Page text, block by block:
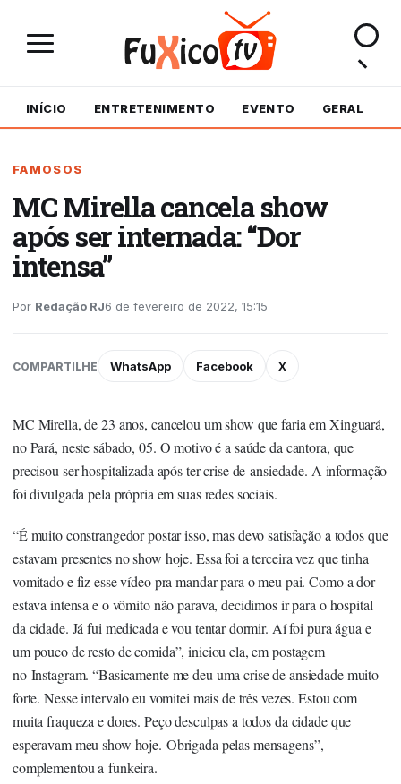
INÍCIO ENTRETENIMENTO EVENTO GERAL
FAMOSOS
MC Mirella cancela show
após ser internada: “Dor
intensa”
Por Redação RJ6 de fevereiro de 2022, 15:15
COMPARTILHE WhatsApp Facebook X
MC Mirella, de 23 anos, cancelou um show que faria em Xinguará,
no Pará, neste sábado, 05. O motivo é a saúde da cantora, que
precisou ser hospitalizada após ter crise de ansiedade. A informação
foi divulgada pela própria em suas redes sociais.
“É muito constrangedor postar isso, mas devo satisfação a todos que
estavam presentes no show hoje. Essa foi a terceira vez que tinha
vomitado e fiz esse vídeo pra mandar para o meu pai. Como a dor
estava intensa e o vômito não parava, decidimos ir para o hospital
da cidade. Já fui medicada e vou tentar dormir. Aí foi pura água e
um pouco de resto de comida”, iniciou ela, em postagem
no Instagram. “Basicamente me deu uma crise de ansiedade muito
forte. Nesse intervalo eu vomitei mais de três vezes. Estou com
muita fraqueza e dores. Peço desculpas a todos da cidade que
esperavam meu show hoje. Obrigada pelas mensagens”,
complementou a funkeira.